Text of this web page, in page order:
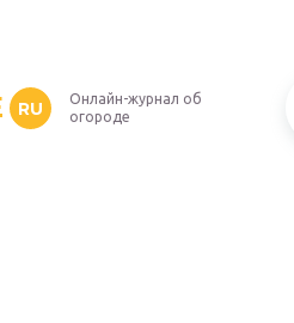
RU
Онлайн-журнал об
огороде